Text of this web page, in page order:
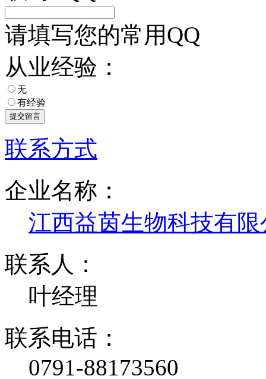
请填写您的常用QQ
从业经验：
无
有经验
联系方式
企业名称：
江西益茵生物科技有限
联系人：
叶经理
联系电话：
0791-88173560